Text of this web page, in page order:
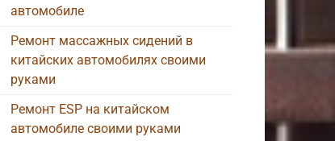
автомобиле
Ремонт массажных сидений в
китайских автомобилях своими
руками
Ремонт ESP на китайском
автомобиле своими руками